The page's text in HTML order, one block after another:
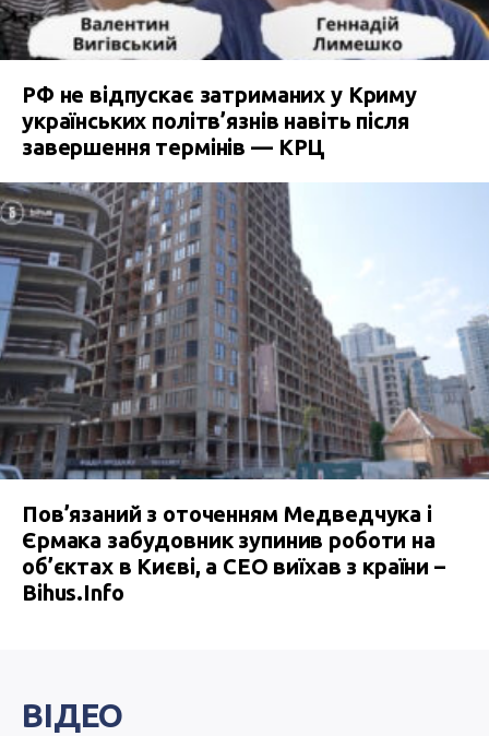
РФ не відпускає затриманих у Криму
українських політв’язнів навіть після
завершення термінів — КРЦ
Пов’язаний з оточенням Медведчука і
Єрмака забудовник зупинив роботи на
об’єктах в Києві, а СЕО виїхав з країни –
Bihus.Info
ВІДЕО